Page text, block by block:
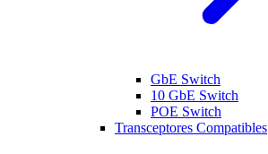
GbE Switch
10 GbE Switch
POE Switch
Transceptores Compatibles